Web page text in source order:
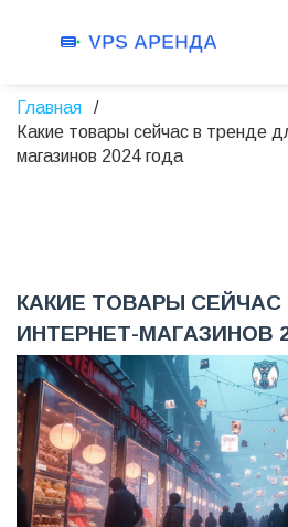
Главная
Какие товары сейчас в тренде
магазинов 2024 года
КАКИЕ ТОВАРЫ СЕЙЧАС
ИНТЕРНЕТ-МАГАЗИНОВ